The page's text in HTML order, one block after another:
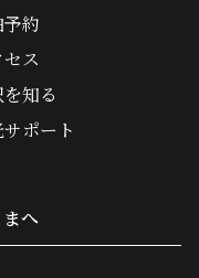
約
ス
知る
ポート
へ